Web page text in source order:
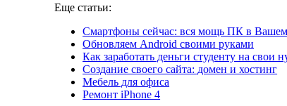
Еще статьи:
Смартфоны сейчас: вся мощь ПК в
Обновляем Android своими руками
Как заработать деньги студенту на свои
Создание своего сайта: домен и хостинг
Мебель для офиса
Ремонт iPhone 4